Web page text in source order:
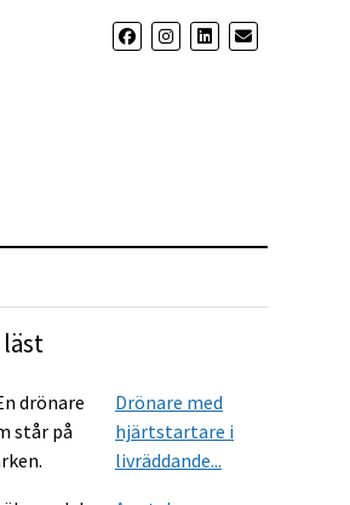
läst
Drönare med
hjärtstartare i
livräddande...